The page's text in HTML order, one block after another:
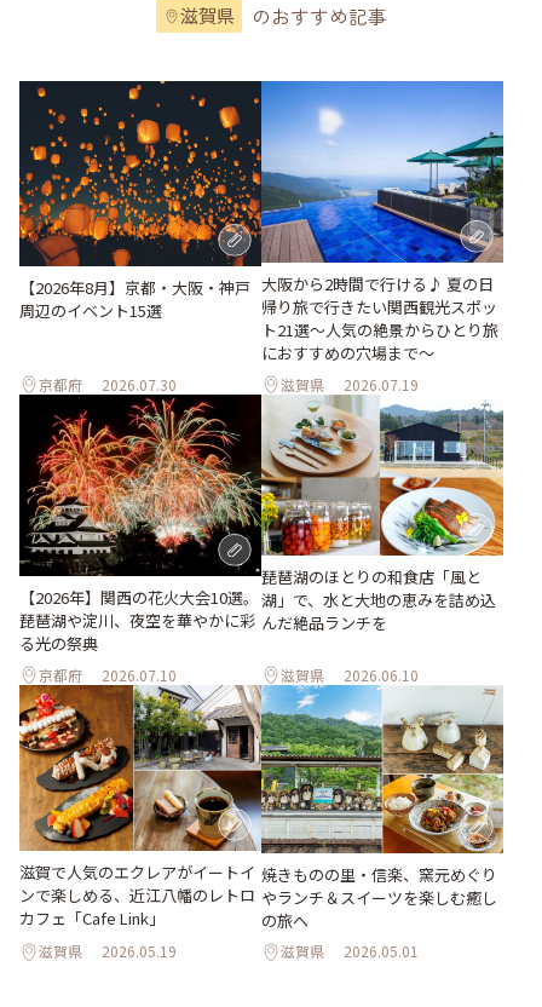
滋賀県 のおすすめ記事
【2026年8月】京都・大阪・神戸
周辺のイベント15選
京都府 2026.07.30
大阪から2時間で行ける♪ 夏の日
帰り旅で行きたい関西観光スポッ
ト21選～人気の絶景からひとり旅
におすすめの穴場まで～
滋賀県 2026.07.19
【2026年】関西の花火大会10選。
琵琶湖や淀川、夜空を華やかに彩
る光の祭典
京都府 2026.07.10
琵琶湖のほとりの和食店「風と
湖」で、水と大地の恵みを詰め込
んだ絶品ランチを
滋賀県 2026.06.10
滋賀で人気のエクレアがイートイ
ンで楽しめる、近江八幡のレトロ
カフェ「Cafe Link」
滋賀県 2026.05.19
焼きものの里・信楽、窯元めぐり
やランチ＆スイーツを楽しむ癒し
の旅へ
滋賀県 2026.05.01